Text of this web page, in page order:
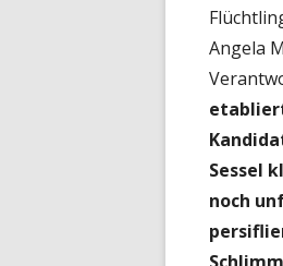
Angela
Sessel
noch